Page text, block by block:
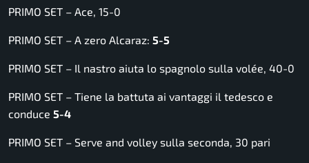
PRIMO SET – Ace, 15-0
PRIMO SET – A zero Alcaraz: 5-5
PRIMO SET – Il nastro aiuta lo spagnolo sulla volée, 40-0
PRIMO SET – Tiene la battuta ai vantaggi il tedesco e
conduce 5-4
PRIMO SET – Serve and volley sulla seconda, 30 pari